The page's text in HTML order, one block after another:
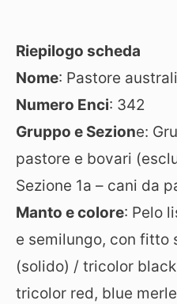
Riepilogo scheda
Nome: Pastore
Numero Enci: 342
Gruppo e Sezione:
pastore e bovari
Sezione 1a – cani da
Manto e colore: Pelo
e semilungo, con fitto
(solido) / tricolor
tricolor red, blue